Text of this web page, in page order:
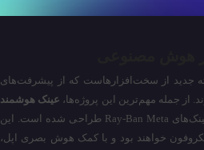
جدید از سخت‌افزارهاست که از پیشرفت‌های
از جمله مهم‌ترین این پروژه‌ها، عینک هوشمند
است که به‌عنوان رقیبی برای عینک‌های Ray-Ban Meta طراحی شده است. این
خواهند بود و با کمک هوش بصری اپل،